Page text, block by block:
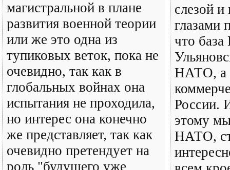
магистральной в плане
развития военной теории
или же это одна из
тупиковых веток, пока не
очевидно, так как в
глобальных войнах она
испытания не проходила,
но интерес она конечно
же представляет, так как
очевидно претендует на
роль "будущего уже
слезой
глазами
что
НАТО, а
России.
этому
НАТО,